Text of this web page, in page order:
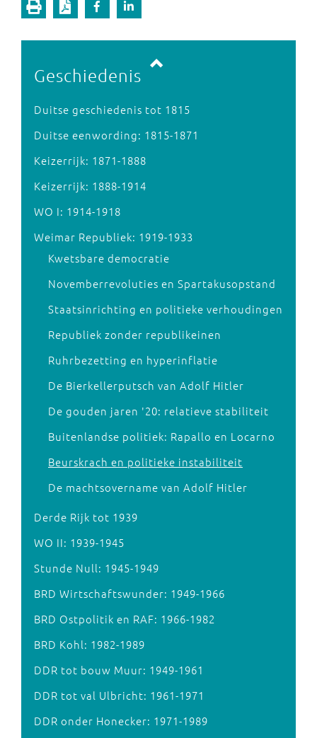
Geschiedenis
Duitse geschiedenis tot 1815
Duitse eenwording: 1815-1871
Keizerrijk: 1871-1888
Keizerrijk: 1888-1914
WO I: 1914-1918
Weimar Republiek: 1919-1933
Kwetsbare democratie
Novemberrevoluties en Spartakusopstand
Staatsinrichting en politieke verhoudingen
Republiek zonder republikeinen
Ruhrbezetting en hyperinflatie
De Bierkellerputsch van Adolf Hitler
De gouden jaren '20: relatieve stabiliteit
Buitenlandse politiek: Rapallo en Locarno
Beurskrach en politieke instabiliteit
De machtsovername van Adolf Hitler
Derde Rijk tot 1939
WO II: 1939-1945
Stunde Null: 1945-1949
BRD Wirtschaftswunder: 1949-1966
BRD Ostpolitik en RAF: 1966-1982
BRD Kohl: 1982-1989
DDR tot bouw Muur: 1949-1961
DDR tot val Ulbricht: 1961-1971
DDR onder Honecker: 1971-1989